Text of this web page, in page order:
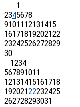
1
2345678
9101112131415
16171819202122
23242526272829
30
1234
567891011
12131415161718
19202122232425
262728293031